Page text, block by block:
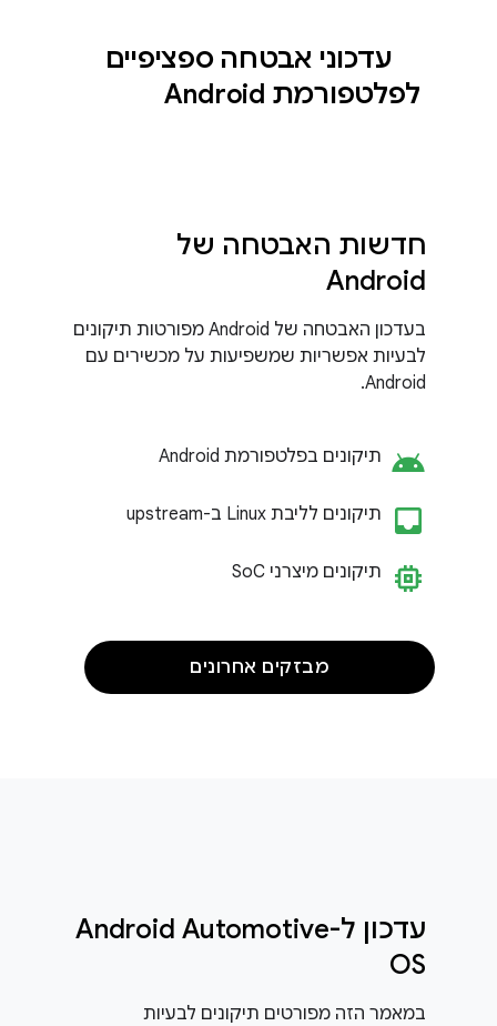
עדכוני אבטחה ספציפיים
לפלטפורמת Android
חדשות האבטחה של
Android
בעדכון האבטחה של Android מפורטות תיקונים
לבעיות אפשריות שמשפיעות על מכשירים עם
Android.
android תיקונים בפלטפורמת Android
תיקונים לליבת Linux ב-upstream
memory תיקונים מיצרני So C
מבזקים אחרונים
עדכון ל-Android Automotive
OS
במאמר הזה מפורטים תיקונים לבעיות